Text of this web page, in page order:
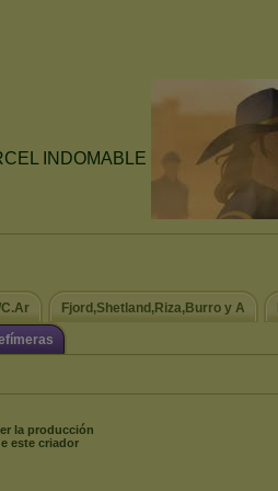
Fjord,Shetland,Riza,Burro y A
la producción
este criador